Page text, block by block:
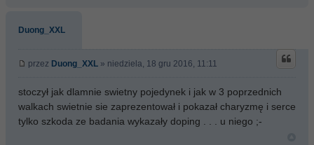
Duong_XXL
przez Duong_XXL » niedziela, 18 gru 2016, 11:11
stoczył jak dlamnie swietny pojedynek i jak w 3 poprzednich
walkach swietnie sie zaprezentował i pokazał charyzmę i serce
tylko szkoda ze badania wykazały doping . . . u niego ;-